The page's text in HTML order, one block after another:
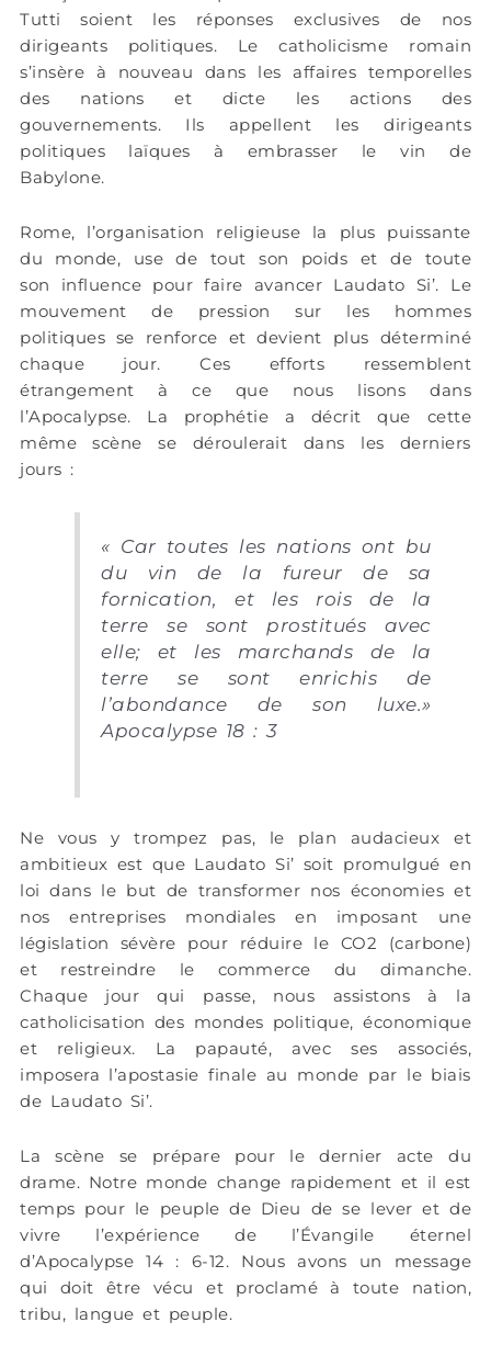
Tutti soient les réponses exclusives de nos
dirigeants politiques. Le catholicisme romain
s’insère à nouveau dans les affaires temporelles
des nations et dicte les actions des
gouvernements. Ils appellent les dirigeants
politiques laïques à embrasser le vin de
Babylone.
Rome, l’organisation religieuse la plus puissante
du monde, use de tout son poids et de toute
son influence pour faire avancer Laudato Si’. Le
mouvement de pression sur les hommes
politiques se renforce et devient plus déterminé
chaque jour. Ces efforts ressemblent
étrangement à ce que nous lisons dans
l’Apocalypse. La prophétie a décrit que cette
même scène se déroulerait dans les derniers
jours :
« Car toutes les nations ont bu
du vin de la fureur de sa
fornication, et les rois de la
terre se sont prostitués avec
elle; et les marchands de la
terre se sont enrichis de
l’abondance de son luxe.»
Apocalypse 18 : 3
Ne vous y trompez pas, le plan audacieux et
ambitieux est que Laudato Si’ soit promulgué en
loi dans le but de transformer nos économies et
nos entreprises mondiales en imposant une
législation sévère pour réduire le CO2 (carbone)
et restreindre le commerce du dimanche.
Chaque jour qui passe, nous assistons à la
catholicisation des mondes politique, économique
et religieux. La papauté, avec ses associés,
imposera l’apostasie finale au monde par le biais
de Laudato Si’.
La scène se prépare pour le dernier acte du
drame. Notre monde change rapidement et il est
temps pour le peuple de Dieu de se lever et de
vivre l’expérience de l’Évangile éternel
d’Apocalypse 14 : 6-12. Nous avons un message
qui doit être vécu et proclamé à toute nation,
tribu, langue et peuple.